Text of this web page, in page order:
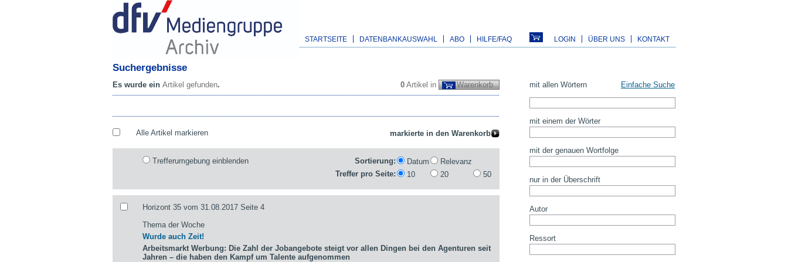
STARTSEITE DATENBANKAUSWAHL ABO HILFE/FAQ LOGIN ÜBER UNS KONTAKT
Suchergebnisse
0 Artikel in Warenkorb
Es wurde ein Artikel gefunden.
Alle Artikel markieren
Trefferumgebung einblenden Sortierung: Datum
Relevanz
Treffer pro Seite:
10 20 50
Horizont 35 vom 31.08.2017 Seite 4
Thema der Woche
Wurde auch Zeit!
Arbeitsmarkt Werbung: Die Zahl der Jobangebote steigt vor allen Dingen bei den Agenturen seit
Jahren – die haben den Kampf um Talente aufgenommen
mit allen Wörtern Einfache Suche
mit einem der Wörter
mit der genauen Wortfolge
nur in der Überschrift
Autor
Ressort